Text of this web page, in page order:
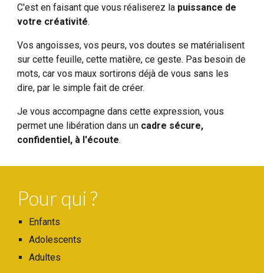
C'est en faisant que vous réaliserez la puissance de
votre créativité.
Vos angoisses, vos peurs, vos doutes se matérialisent
sur cette feuille, cette matière, ce geste. Pas besoin de
mots, car vos maux sortirons déjà de vous sans les
dire, par le simple fait de créer.
Je vous accompagne dans cette expression, vous
permet une libération dans un cadre sécure,
confidentiel, à l'écoute.
Pour qui ?
Enfants
Adolescents
Adultes